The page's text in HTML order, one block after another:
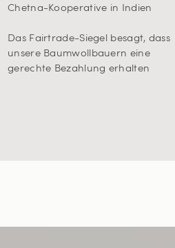
Chetna-Kooperative in Indien
Das Fairtrade-Siegel besagt, dass
unsere Baumwollbauern eine
gerechte Bezahlung erhalten